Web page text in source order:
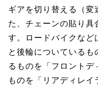
ギアを切り替える（変
た、チェーンの貼り具
す。ロードバイクなど
と後輪についているも
るものを「フロントデ
ものを「リアディレイ